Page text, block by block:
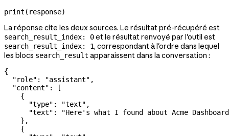
print (response)
La réponse cite les deux sources. Le résultat pré-récupéré est
search_result_index: 0et le résultat renvoyé par l'outil est
search_result_index: 1, correspondant à l'ordre dans lequel
les blocs search_result apparaissent dans la conversation :
{
  "role"
: "assistant" ,
  "content"
: [
    {
      "type"
: "text" ,
      "text"
:
"Here's what I found about Acme
    },
    {